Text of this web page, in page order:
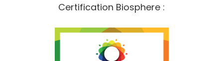
Certification Biosphere :